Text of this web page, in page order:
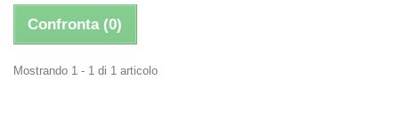
Confronta (0)
Mostrando 1 - 1 di 1 articolo